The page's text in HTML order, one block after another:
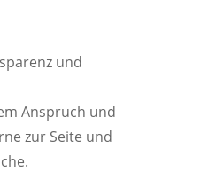
und
Anspruch und
zur Seite und